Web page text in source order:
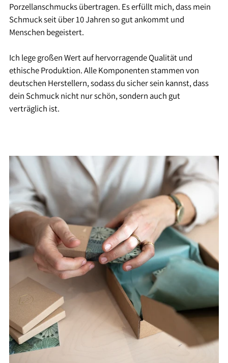
Porzellanschmucks übertragen. Es erfüllt mich, dass mein
Schmuck seit über 10 Jahren so gut ankommt und
Menschen begeistert.
Ich lege großen Wert auf hervorragende Qualität und
ethische Produktion. Alle Komponenten stammen von
deutschen Herstellern, sodass du sicher sein kannst, dass
dein Schmuck nicht nur schön, sondern auch gut
verträglich ist.